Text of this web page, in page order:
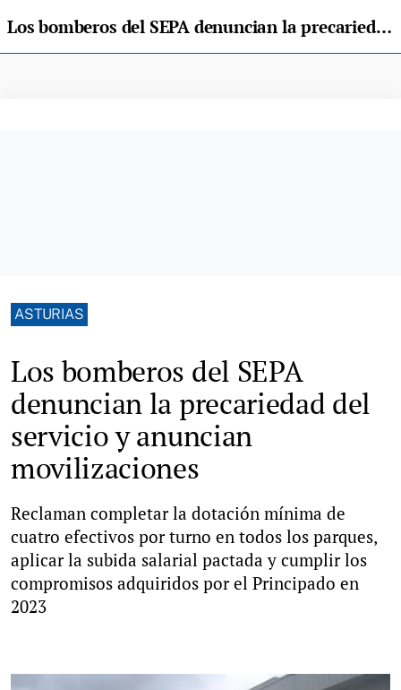
Los bomberos del SEPA denuncian la precariedad del servicio y anuncian movilizaciones
ASTURIAS
Los bomberos del SEPA
denuncian la precariedad del
servicio y anuncian
movilizaciones
Reclaman completar la dotación mínima de
cuatro efectivos por turno en todos los parques,
aplicar la subida salarial pactada y cumplir los
compromisos adquiridos por el Principado en
2023